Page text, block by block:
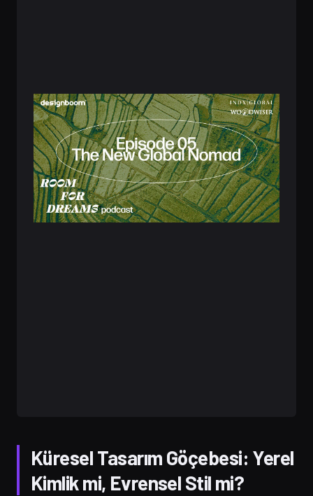
Küresel Tasarım Göçebesi: Yerel
Kimlik mi, Evrensel Stil mi?